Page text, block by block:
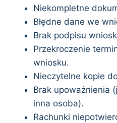
Niekompletne
Błędne dane we
Brak podpisu
Przekroczenie
wniosku.
Nieczytelne kopie
Brak upoważnienia
inna osoba).
Rachunki